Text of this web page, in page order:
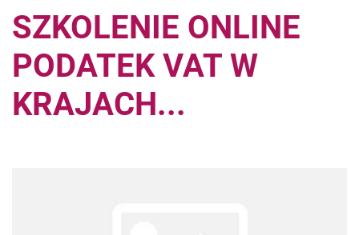
SZKOLENIE ONLINE
PODATEK VAT W
KRAJACH...